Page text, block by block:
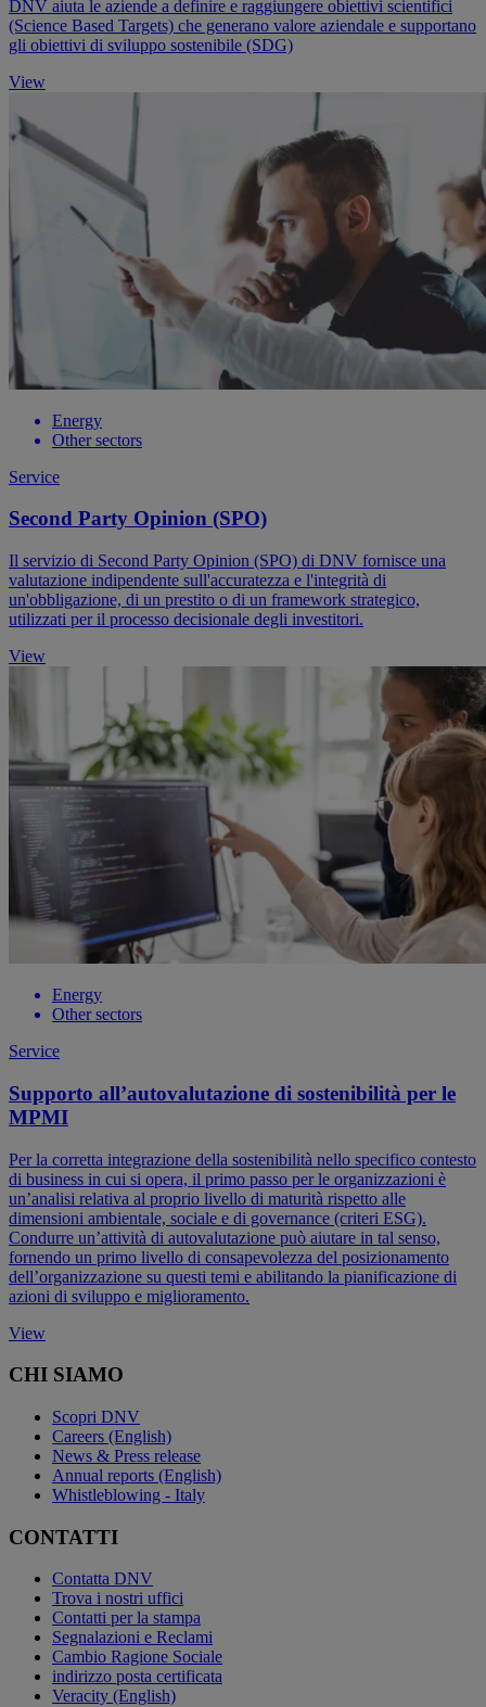
DNV aiuta le aziende a definire e raggiungere obiettivi scientifici
(Science Based Targets) che generano valore aziendale e supportano
gli obiettivi di sviluppo sostenibile (SDG)
View
Energy
Other sectors
Service
Second Party Opinion (SPO)
Il servizio di Second Party Opinion (SPO) di DNV fornisce una
valutazione indipendente sull'accuratezza e l'integrità di
un'obbligazione, di un prestito o di un framework strategico,
utilizzati per il processo decisionale degli investitori.
View
Energy
Other sectors
Service
Supporto all’autovalutazione di sostenibilità per le
MPMI
Per la corretta integrazione della sostenibilità nello specifico contesto
di business in cui si opera, il primo passo per le organizzazioni è
un’analisi relativa al proprio livello di maturità rispetto alle
dimensioni ambientale, sociale e di governance (criteri ESG).
Condurre un’attività di autovalutazione può aiutare in tal senso,
fornendo un primo livello di consapevolezza del posizionamento
dell’organizzazione su questi temi e abilitando la pianificazione di
azioni di sviluppo e miglioramento.
View
CHI SIAMO
Scopri DNV
Careers (English)
News & Press release
Annual reports (English)
Whistleblowing - Italy
CONTATTI
Contatta DNV
Trova i nostri uffici
Contatti per la stampa
Segnalazioni e Reclami
Cambio Ragione Sociale
indirizzo posta certificata
Veracity (English)